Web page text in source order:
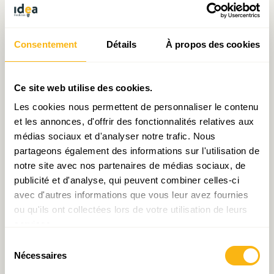
Consentement Détails À propos des cookies
Ce site web utilise des cookies.
Les cookies nous permettent de personnaliser le contenu
et les annonces, d'offrir des fonctionnalités relatives aux
médias sociaux et d'analyser notre trafic. Nous
partageons également des informations sur l'utilisation de
notre site avec nos partenaires de médias sociaux, de
publicité et d'analyse, qui peuvent combiner celles-ci
avec d'autres informations que vous leur avez fournies
ou qu'ils ont collectées lors de votre utilisation de leurs
Nécessaires
d’euros) étant actée, il reste 700 millions
d’euros supplémentaires à dégager sur la période.
prélèvements obligatoires étant fortement
réduites (malgré la volonté affichée par le
Gouvernement d’une « grande » réforme fiscale
pour 2016), c’est du coté des dépenses
publiques, particulièrement dynamiques et
élevées, qu’il faudra sans doute agir. Cependant
cette démarche n’est pas sans risque ; une
consolidation mal calibrée peut impacter
de fait hors de portée l’assainissement